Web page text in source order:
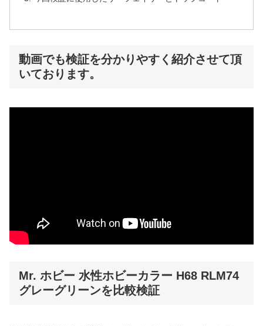
動画でも検証を分かりやすく紹介させて頂
いております。
Mr. ホビー 水性ホビーカラー H68 RLM74
グレーグリーンを比較検証